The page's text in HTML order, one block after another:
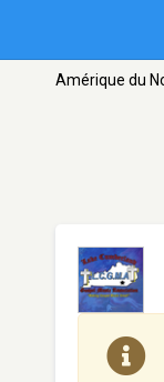
Amérique du